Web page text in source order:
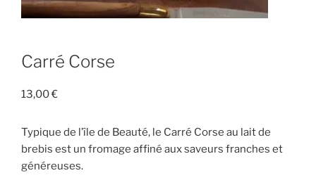
Carré Corse
13,00€
Typique de l’île de Beauté, le Carré Corse au lait de
brebis est un fromage affiné aux saveurs franches et
généreuses.